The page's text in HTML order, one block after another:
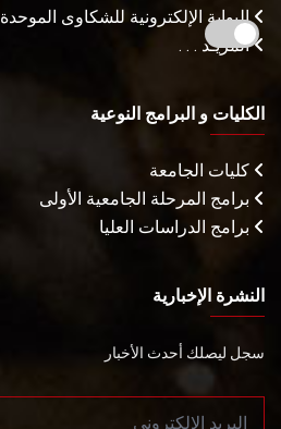
البوابة الإلكترونية للشكاوى الموحدة
المزيـد . . .
الكليات و البرامج النوعية
كليات الجامعة
برامج المرحلة الجامعية الأولى
برامج الدراسات العليا
النشرة الإخبارية
سجل ليصلك أحدث الأخبار